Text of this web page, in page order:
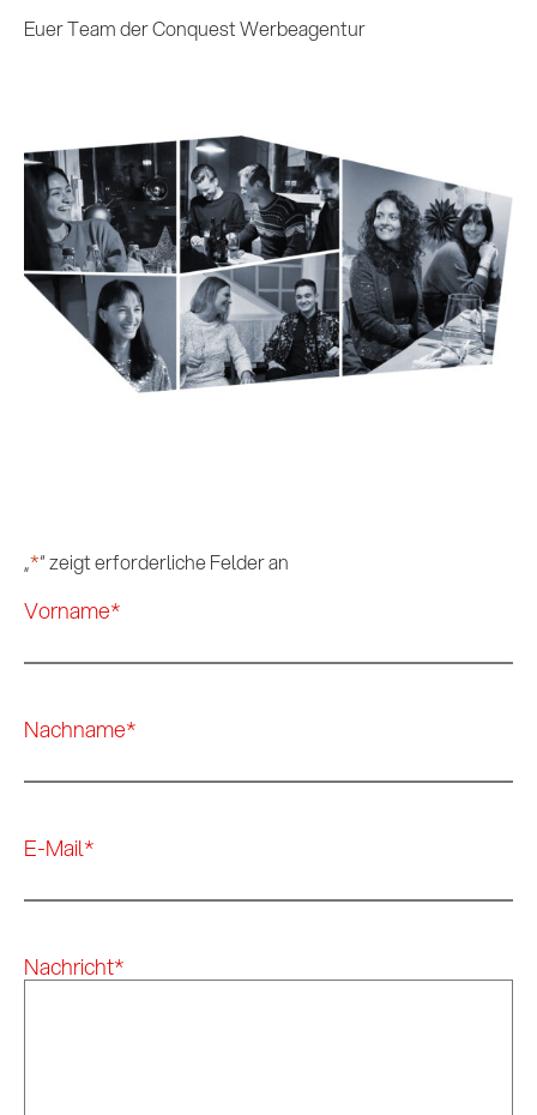
Euer Team der Conquest Werbeagentur
„*“ zeigt erforderliche Felder an
Vorname*
Nachname*
E-Mail*
Nachricht*